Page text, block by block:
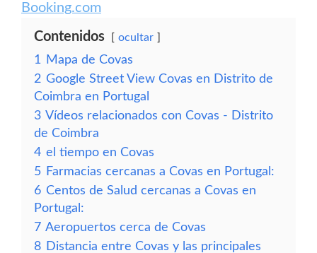
Booking.com
Contenidos ocultar
1
Mapa de Covas
2 Google Street View Covas en Distrito de
Coimbra en Portugal
3 Vídeos relacionados con Covas - Distrito
de Coimbra
4 el tiempo en Covas
5 Farmacias cercanas a Covas en Portugal:
6 Centos de Salud cercanas a Covas en
Portugal:
7 Aeropuertos cerca de Covas
8 Distancia entre Covas y las principales